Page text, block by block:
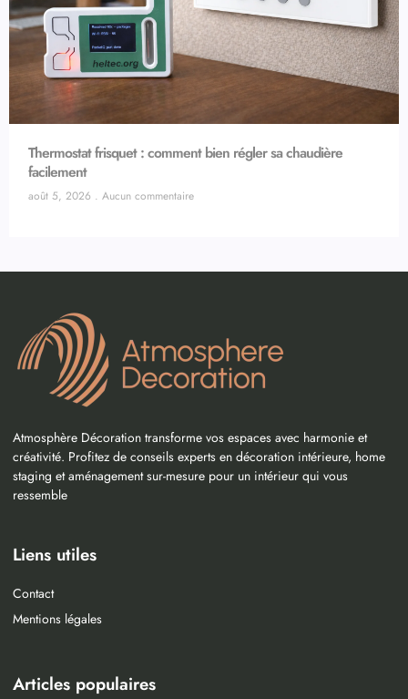
Thermostat frisquet : comment bien régler sa chaudière
facilement
août 5, 2026 Aucun commentaire
Atmosphère Décoration transforme vos espaces avec harmonie et
créativité. Profitez de conseils experts en décoration intérieure, home
staging et aménagement sur-mesure pour un intérieur qui vous
ressemble
Liens utiles
Contact
Mentions légales
Articles populaires